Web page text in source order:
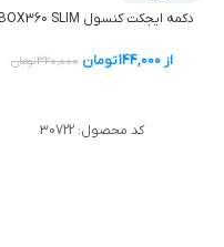
دکمه ايجکت کنسول XBOX360 SLIM
از144,000تومان 320,000تومان
کد محصول:30722